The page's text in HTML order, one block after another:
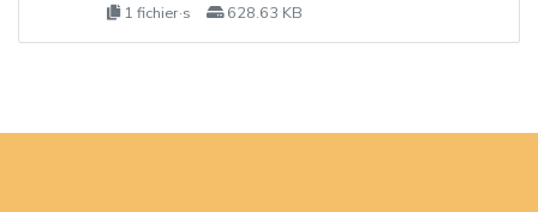
1 fichier·s 628.63 KB